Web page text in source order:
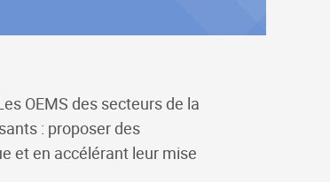
OEMS des secteurs de la
: proposer des
et en accélérant leur mise